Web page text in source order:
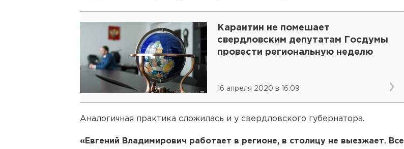
Карантин не помешает
свердловским депутатам Госдумы
провести региональную неделю
16 апреля 2020 в 16:09
Аналогичная практика сложилась и у свердловского губернатора.
«Евгений Владимирович работает в регионе, в столицу не выезжает. Все